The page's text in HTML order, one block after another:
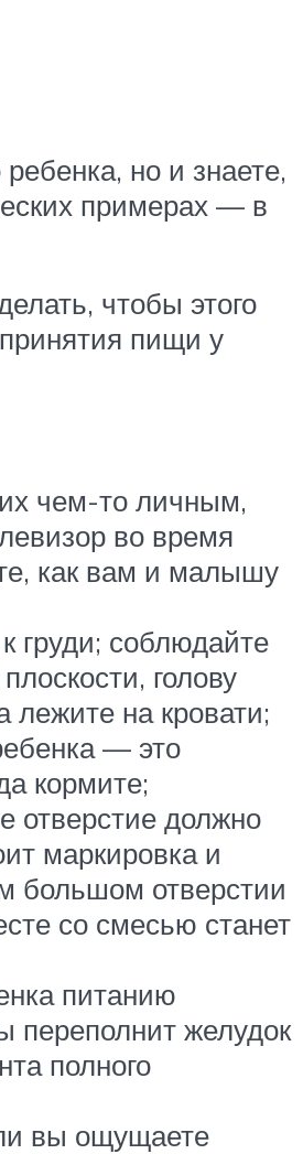
но и знаете,
примерах — в
чтобы этого
пищи у
чем-то личным,
во время
как вам и малышу
груди; соблюдайте
голову
на кровати;
— это
кормите;
отверстие должно
маркировка и
большом отверстии
со смесью станет
питанию
переполнит желудок
полного
вы ощущаете